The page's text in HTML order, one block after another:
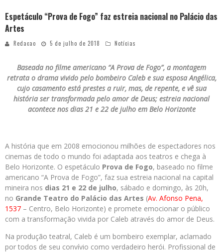
Espetáculo “Prova de Fogo” faz estreia nacional no Palácio das
Artes
Redacao 5 de julho de 2018 Notícias
Baseada no filme americano “A Prova de Fogo”, a montagem
retrata o drama vivido pelo bombeiro Caleb e sua esposa Angélica,
cujo casamento está prestes a ruir, mas, de repente, e vê sua
história ser transformada pelo amor de Deus; estreia nacional
acontece nos dias 21 e 22 de julho em Belo Horizonte
A história que em 2008 emocionou milhões de espectadores nos
cinemas de todo o mundo foi adaptada aos teatros e chega à
Belo Horizonte. O espetáculo Prova de Fogo, baseado no filme
americano “A Prova de Fogo”, faz sua estreia nacional na capital
mineira nos dias 21 e 22 de julho, sábado e domingo, às 20h,
no Grande Teatro do Palácio das Artes (Av. Afonso Pena,
1537 – Centro, Belo Horizonte) e promete emocionar o público
com a transformação vivida por Caleb através do amor de Deus.
Na produção teatral, Caleb é um bombeiro exemplar, aclamado
por todos de seu convívio como verdadeiro herói. Profissional de